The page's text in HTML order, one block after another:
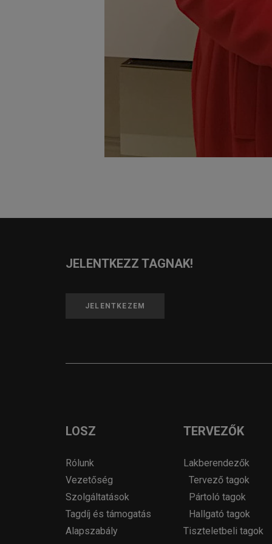
JELENTKEZZ TAGNAK!
JELENTKEZEM
LOSZ
Rólunk
Vezetőség
Szolgáltatások
Tagdíj és támogatás
Alapszabály
TERVEZŐK
Lakberendezők
Tervező tagok
Pártoló tagok
Hallgató tagok
Tiszteletbeli tagok